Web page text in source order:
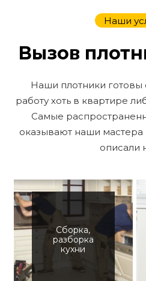
Наши
Вызов
Наши плотники
работу хоть в квартире
Самые
оказывают наши
описали
Сборка,
разборка
кухни